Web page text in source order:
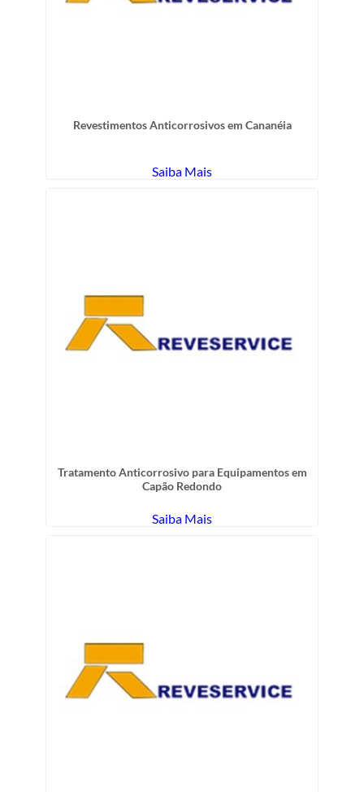
Revestimentos Anticorrosivos em Cananéia
Saiba Mais
Tratamento Anticorrosivo para Equipamentos em
Capão Redondo
Saiba Mais